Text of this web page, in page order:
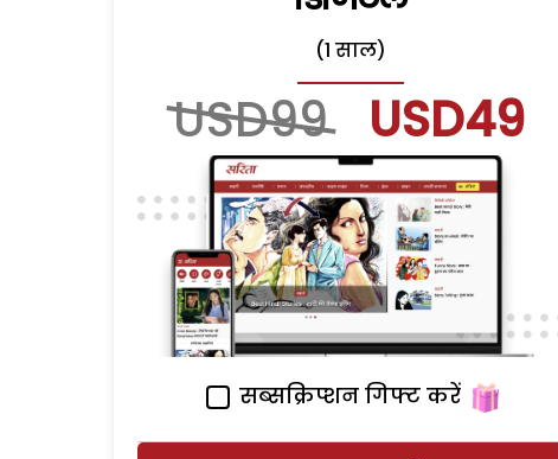
(1 साल)
USD99 USD49
सब्सक्रिप्शन गिफ्ट करें